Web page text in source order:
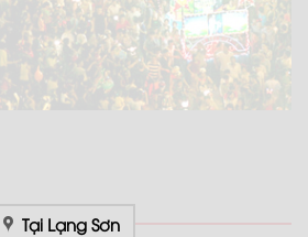
Tại Lạng Sơn